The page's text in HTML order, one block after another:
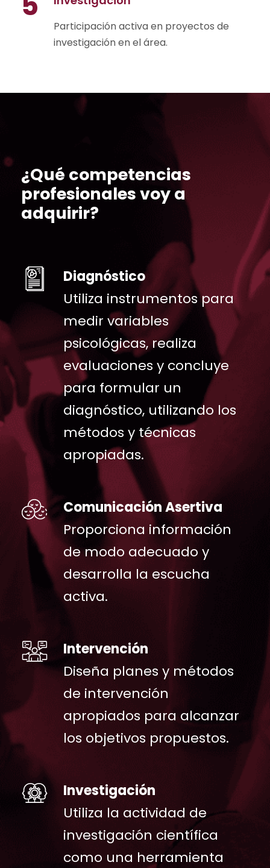
Participación activa en proyectos de
investigación en el área.
¿Qué competencias
profesionales voy a
adquirir?
Diagnóstico
Utiliza instrumentos para
medir variables
psicológicas, realiza
evaluaciones y concluye
para formular un
diagnóstico, utilizando los
métodos y técnicas
apropiadas.
Comunicación Asertiva
Proporciona información
de modo adecuado y
desarrolla la escucha
activa.
Intervención
Diseña planes y métodos
de intervención
apropiados para alcanzar
los objetivos propuestos.
Investigación
Utiliza la actividad de
investigación científica
como una herramienta